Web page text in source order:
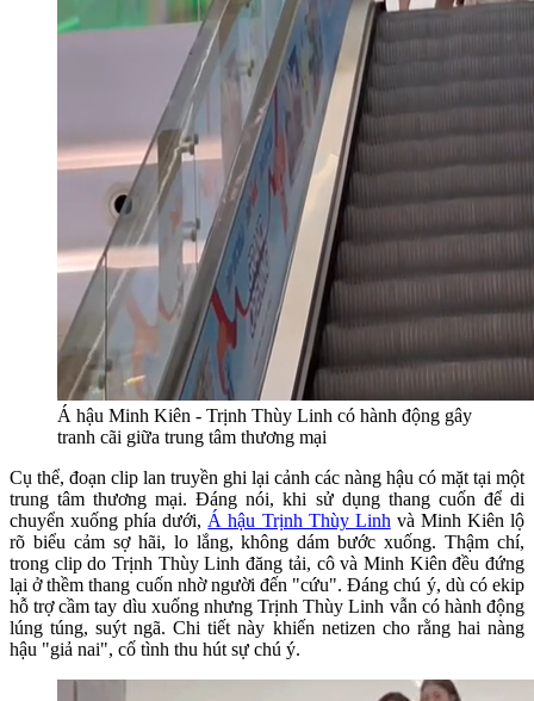
Á hậu Minh Kiên - Trịnh Thùy Linh có hành động gây
tranh cãi giữa trung tâm thương mại
Cụ thể, đoạn clip lan truyền ghi lại cảnh các nàng hậu có mặt tại một
trung tâm thương mại. Đáng nói, khi sử dụng thang cuốn để di
chuyển xuống phía dưới, Á hậu Trịnh Thùy Linh và Minh Kiên lộ
rõ biểu cảm sợ hãi, lo lắng, không dám bước xuống. Thậm chí,
trong clip do Trịnh Thùy Linh đăng tải, cô và Minh Kiên đều đứng
lại ở thềm thang cuốn nhờ người đến "cứu". Đáng chú ý, dù có ekip
hỗ trợ cầm tay dìu xuống nhưng Trịnh Thùy Linh vẫn có hành động
lúng túng, suýt ngã. Chi tiết này khiến netizen cho rằng hai nàng
hậu "giả nai", cố tình thu hút sự chú ý.